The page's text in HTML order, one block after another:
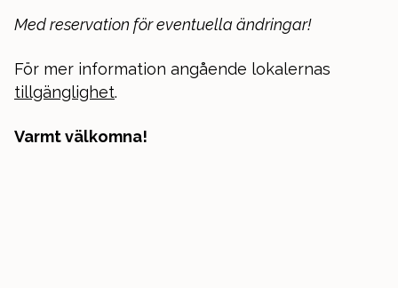
Med reservation för eventuella ändringar!
För mer information angående lokalernas
tillgänglighet.
Varmt välkomna!